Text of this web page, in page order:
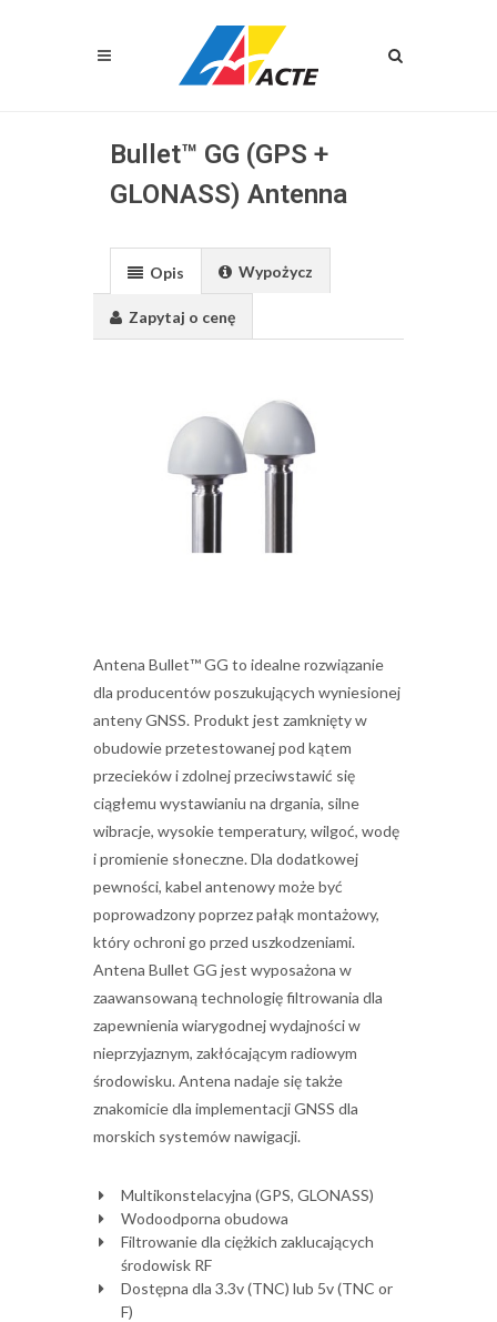
Bullet™ GG (GPS +
GLONASS) Antenna
Opis Wypożycz
Zapytaj o cenę
Antena Bullet™ GG to idealne rozwiązanie
dla producentów poszukujących wyniesionej
anteny GNSS. Produkt jest zamknięty w
obudowie przetestowanej pod kątem
przecieków i zdolnej przeciwstawić się
ciągłemu wystawianiu na drgania, silne
wibracje, wysokie temperatury, wilgoć, wodę
i promienie słoneczne. Dla dodatkowej
pewności, kabel antenowy może być
poprowadzony poprzez pałąk montażowy,
który ochroni go przed uszkodzeniami.
Antena Bullet GG jest wyposażona w
zaawansowaną technologię filtrowania dla
zapewnienia wiarygodnej wydajności w
nieprzyjaznym, zakłócającym radiowym
środowisku. Antena nadaje się także
znakomicie dla implementacji GNSS dla
morskich systemów nawigacji.
Multikonstelacyjna (GPS, GLONASS)
Wodoodporna obudowa
Filtrowanie dla ciężkich zaklucających
środowisk RF
Dostępna dla 3.3v (TNC) lub 5v (TNC or
F)